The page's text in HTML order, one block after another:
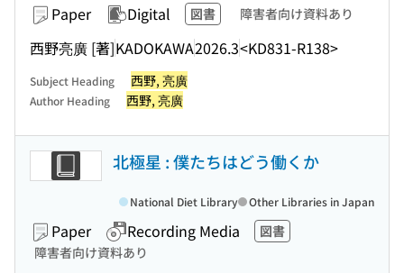
Paper Digital 図書 障害者向け資料あり
西野亮廣 [著]KADOKAWA2026.3<KD831-R138>
Subject Heading 西野, 亮廣
Author Heading 西野, 亮廣
北極星 : 僕たちはどう働くか
Paper Recording Media
図書
障害者向け資料あり
National Diet Library Other Libraries in Japan